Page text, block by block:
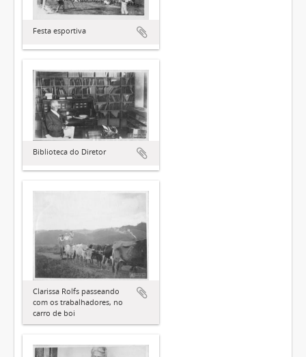
Festa esportiva
Biblioteca do Diretor
Clarissa Rolfs passeando
com os trabalhadores, no
carro de boi